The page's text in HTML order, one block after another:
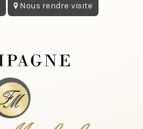
Nous rendre visite